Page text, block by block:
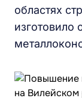
областях
изготовило